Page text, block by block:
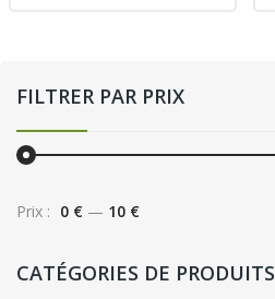
FILTRER PAR PRIX
Prix : 0 € — 10 €
CATÉGORIES DE PRODUITS